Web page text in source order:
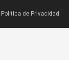
Política de Privacidad